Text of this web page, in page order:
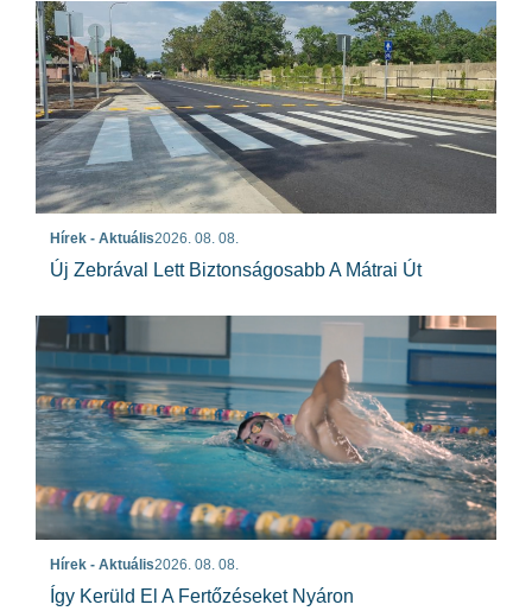
Hírek - Aktuális2026. 08. 08.
Új Zebrával Lett Biztonságosabb A Mátrai Út
Hírek - Aktuális2026. 08. 08.
Így Kerüld El A Fertőzéseket Nyáron